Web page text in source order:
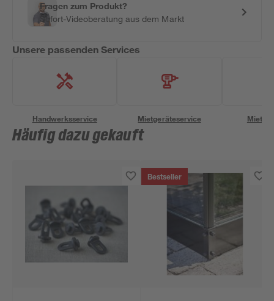
Fragen zum Produkt?
Sofort-Videoberatung aus dem Markt
Unsere passenden Services
Handwerksservice Mietgeräteservice
Häufig dazu gekauft
Bestseller